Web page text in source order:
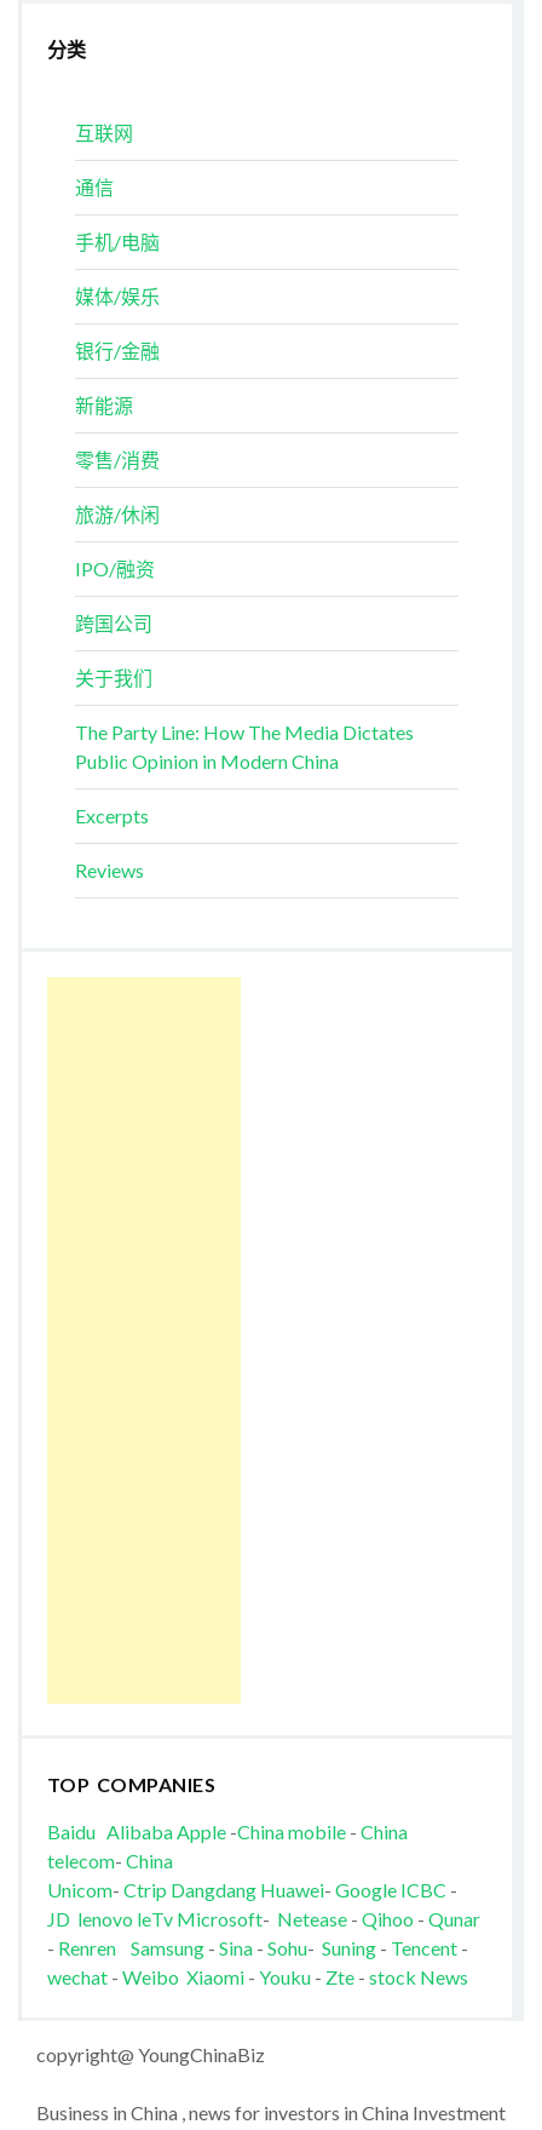
分类
互联网
通信
手机/电脑
媒体/娱乐
银行/金融
新能源
零售/消费
旅游/休闲
IPO/融资
跨国公司
关于我们
The Party Line: How The Media Dictates
Public Opinion in Modern China
Excerpts
Reviews
TOP COMPANIES
Baidu AlibabaApple-China mobile- China
telecom- China
Unicom- Ctrip Dangdang Huawei- Google ICBC -
JD lenovo leTv Microsoft- Netease- Qihoo - Qunar
- Renren Samsung- Sina- Sohu- Suning- Tencent-
wechat - Weibo Xiaomi- Youku - Zte- stock News
copyright@ YoungChinaBiz
Business in China , news for investors in China Investment